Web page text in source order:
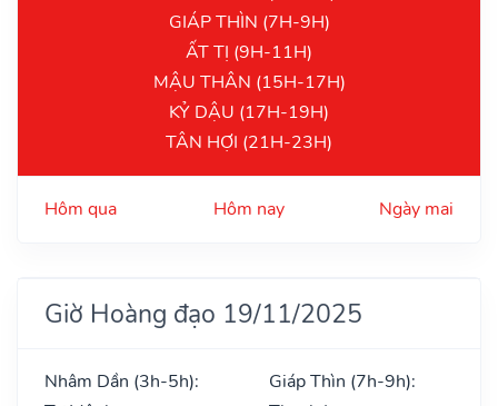
GIÁP THÌN (7H-9H)
ẤT TỊ (9H-11H)
MẬU THÂN (15H-17H)
KỶ DẬU (17H-19H)
TÂN HỢI (21H-23H)
Hôm qua Hôm nay Ngày mai
Giờ Hoàng đạo 19/11/2025
Nhâm Dần (3h-5h):
Giáp Thìn (7h-9h):